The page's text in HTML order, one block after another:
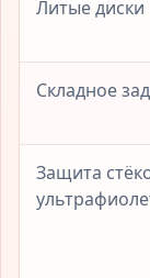
Литые диски
Складное
Защита